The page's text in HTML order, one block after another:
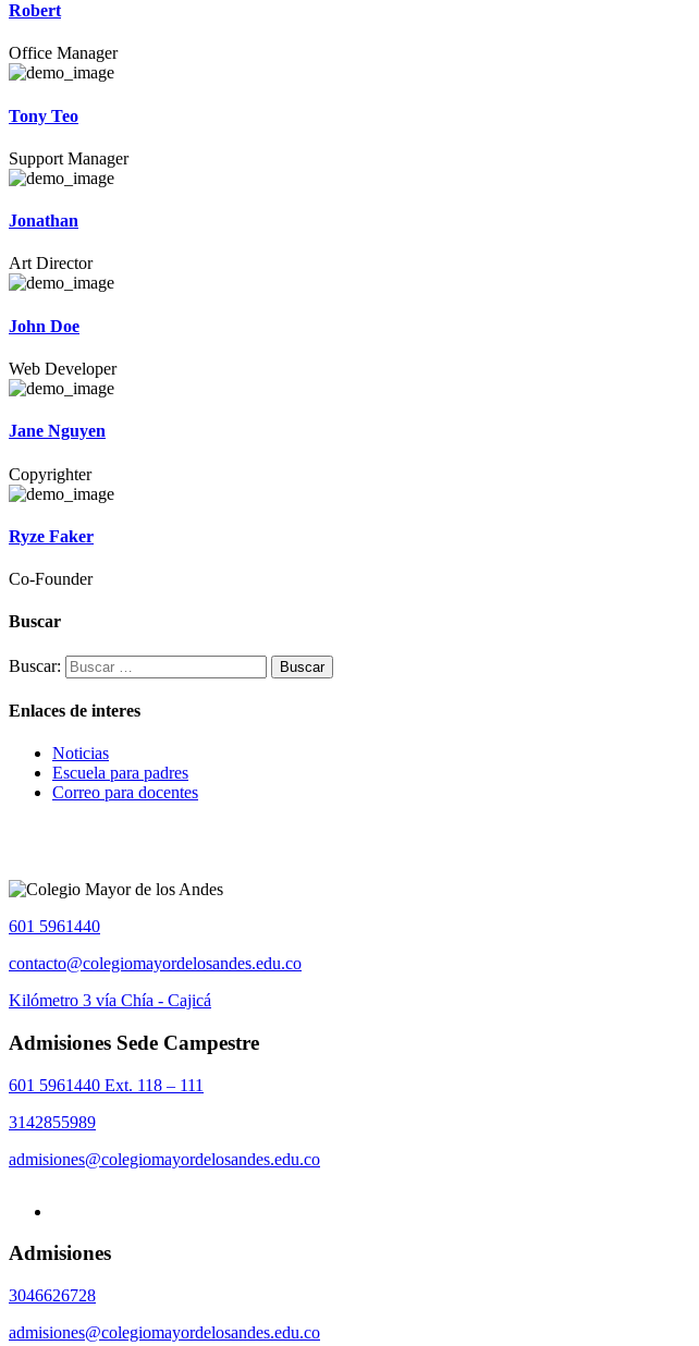
Robert
Office Manager
Tony Teo
Support Manager
Jonathan
Art Director
John Doe
Web Developer
Jane Nguyen
Copyrighter
Ryze Faker
Co-Founder
Buscar
Buscar:
Enlaces de interes
Noticias
Escuela para padres
Correo para docentes
601 5961440
contacto@colegiomayordelosandes.edu.co
Kilómetro 3 vía Chía - Cajicá
Admisiones Sede Campestre
601 5961440 Ext. 118 – 111
3142855989
admisiones@colegiomayordelosandes.edu.co
Admisiones
3046626728
admisiones@colegiomayordelosandes.edu.co